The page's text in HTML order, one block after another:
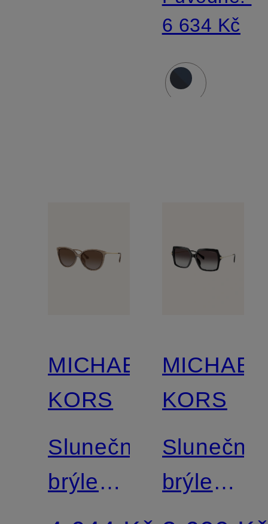
6 634 Kč
MICHAEL
KORS
Sluneční
brýle
MK2184
MICHAEL
KORS
Sluneční
brýle
MK2247U